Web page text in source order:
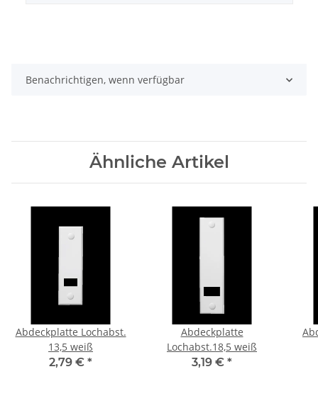
Benachrichtigen, wenn verfügbar
Ähnliche Artikel
Abdeckplatte Lochabst.
13,5 weiß
2,79 € *
Abdeckplatte
Lochabst.18,5 weiß
3,19 € *